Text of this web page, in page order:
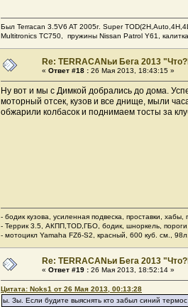
Был Terracan 3.5V6 AT 2005г. Super
Мultitronics TC750, пружины Nissan Patrol Y61, калитка
Re: TERRACANьи Бега 2013
« Ответ #18 : 26 Мая 2013, 18:43:15 »
Ну вот и мы с Димкой добрались до дома.
моторный отсек, кузов и все днище, мыли
обжарили колбасок и поднимаем тосты за
- бодик кузова, усиленная подвеска, проставки,
- Террик 3.5, АКПП,TOD,ГБО, бодик, шноркель,
- мотоцикл Yamaha FZ6-S2, красный, 600 куб. см.,
Re: TERRACANьи Бега 2013
« Ответ #19 : 26 Мая 2013, 18:52:14 »
Цитата: Noks1 от 26 Мая 2013, 00:13:28
ы. Зы. Если будите выяснять кто забыл синий